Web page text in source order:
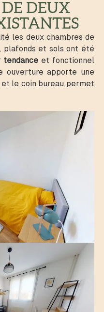
DEUX
les deux chambres de
plafonds et sols ont été
tendance et fonctionnel
ouverture apporte une
le coin bureau permet